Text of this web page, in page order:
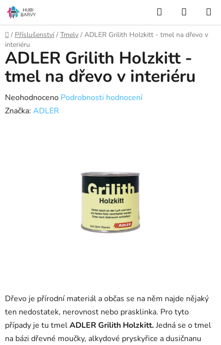
Přejít
na
obsah
Hledat
KOŠÍK
Domů
/ Příslušenství / Tmely / ADLER Grilith Holzkitt - tmel na dřevo v
interiéru
Dřevo je přírodní materiál a občas se na něm najde nějaký
ten nedostatek, nerovnost nebo prasklinka. Pro tyto
případy je tu tmelADLER Grilith Holzkitt. Jedná se o tmel
na bázi dřevné moučky, alkydové pryskyřice a dusičnanu
ADLER Grilith Holzkitt -
tmel na dřevo v interiéru
Průměrné
hodnocení
Neohodnoceno Podrobnosti hodnocení
Značka: ADLER